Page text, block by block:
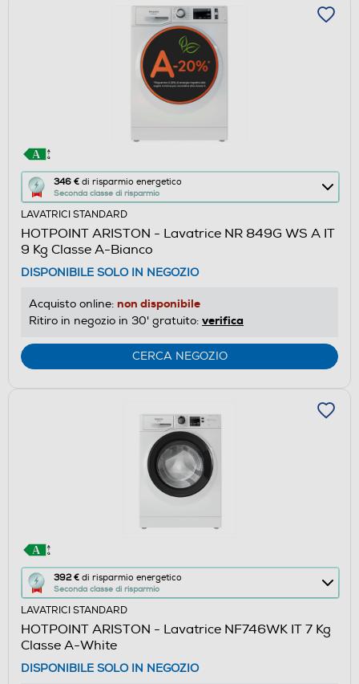
346 € di risparmio energetico
Seconda classe di risparmio
Questa
azione
aprirà
il
Calcolatore
di
risparmio
energetico
Youreko.
LAVATRICI STANDARD
HOTPOINT ARISTON - Lavatrice NR 849G WS A IT
9 Kg Classe A-Bianco
DISPONIBILE SOLO IN NEGOZIO
Acquisto online: non disponibile
Ritiro in negozio in 30' gratuito: verifica
CERCA NEGOZIO
392 € di risparmio energetico
Seconda classe di risparmio
Questa
azione
aprirà
il
Calcolatore
di
LAVATRICI STANDARD
HOTPOINT ARISTON - Lavatrice NF746WK IT 7 Kg
Classe A-White
DISPONIBILE SOLO IN NEGOZIO